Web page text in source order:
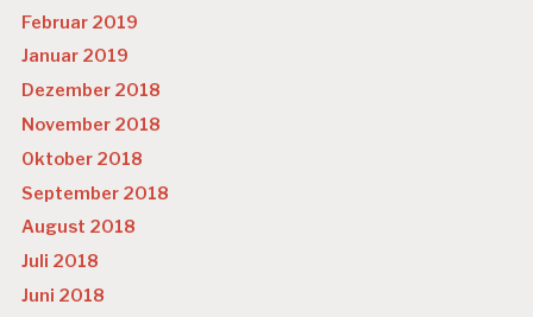
Februar 2019
Januar 2019
Dezember 2018
November 2018
Oktober 2018
September 2018
August 2018
Juli 2018
Juni 2018